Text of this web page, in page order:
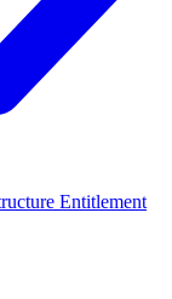
Entitlement